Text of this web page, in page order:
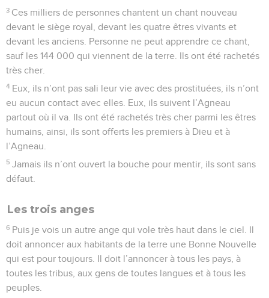
3 Ces milliers de personnes chantent un chant nouveau
devant le siège royal, devant les quatre êtres vivants et
devant les anciens. Personne ne peut apprendre ce chant,
sauf les 144 000 qui viennent de la terre. Ils ont été rachetés
très cher.
4 Eux, ils n’ont pas sali leur vie avec des prostituées, ils n’ont
eu aucun contact avec elles. Eux, ils suivent l’Agneau
partout où il va. Ils ont été rachetés très cher parmi les êtres
humains, ainsi, ils sont offerts les premiers à Dieu et à
l’Agneau.
5 Jamais ils n’ont ouvert la bouche pour mentir, ils sont sans
défaut.
Les trois anges
6 Puis je vois un autre ange qui vole très haut dans le ciel. Il
doit annoncer aux habitants de la terre une Bonne Nouvelle
qui est pour toujours. Il doit l’annoncer à tous les pays, à
toutes les tribus, aux gens de toutes langues et à tous les
peuples.